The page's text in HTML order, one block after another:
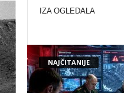
IZA OGLEDALA
NAJČITANIJE